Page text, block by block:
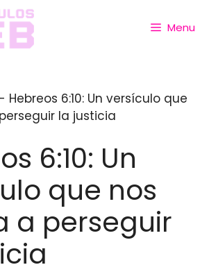
Menu
- Hebreos 6:10: Un versículo que
la justicia
6:10: Un
que nos
a perseguir